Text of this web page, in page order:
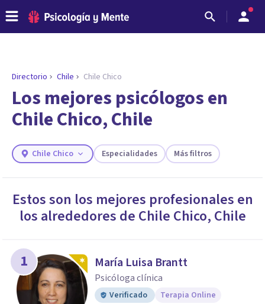
ENCONTRAR MI TERAPEUTA
¿Necesitas ayuda para encontrar el
psicólogo adecuado?
Responde a unas breves preguntas y te ofreceremos
necesidades.
Directorio Chile Chile Chico
Los mejores psicólogos en
Chile Chico, Chile
Chile Chico Especialidades Más filtros
Estos son los mejores profesionales en
los alrededores de Chile Chico, Chile
1 María Luisa Brantt
Psicóloga clínica
Verificado Terapia Online